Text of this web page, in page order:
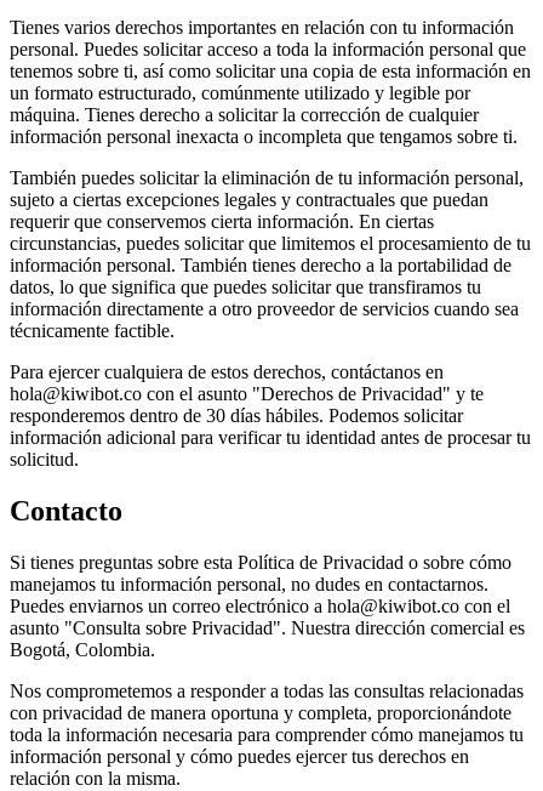
Tienes varios derechos importantes en relación con tu información
personal. Puedes solicitar acceso a toda la información personal que
tenemos sobre ti, así como solicitar una copia de esta información en
un formato estructurado, comúnmente utilizado y legible por
máquina. Tienes derecho a solicitar la corrección de cualquier
información personal inexacta o incompleta que tengamos sobre ti.
También puedes solicitar la eliminación de tu información personal,
sujeto a ciertas excepciones legales y contractuales que puedan
requerir que conservemos cierta información. En ciertas
circunstancias, puedes solicitar que limitemos el procesamiento de tu
información personal. También tienes derecho a la portabilidad de
datos, lo que significa que puedes solicitar que transfiramos tu
información directamente a otro proveedor de servicios cuando sea
técnicamente factible.
Para ejercer cualquiera de estos derechos, contáctanos en
hola@kiwibot.co con el asunto "Derechos de Privacidad" y te
responderemos dentro de 30 días hábiles. Podemos solicitar
información adicional para verificar tu identidad antes de procesar tu
solicitud.
Contacto
Si tienes preguntas sobre esta Política de Privacidad o sobre cómo
manejamos tu información personal, no dudes en contactarnos.
Puedes enviarnos un correo electrónico a hola@kiwibot.co con el
asunto "Consulta sobre Privacidad". Nuestra dirección comercial es
Bogotá, Colombia.
Nos comprometemos a responder a todas las consultas relacionadas
con privacidad de manera oportuna y completa, proporcionándote
toda la información necesaria para comprender cómo manejamos tu
información personal y cómo puedes ejercer tus derechos en
relación con la misma.